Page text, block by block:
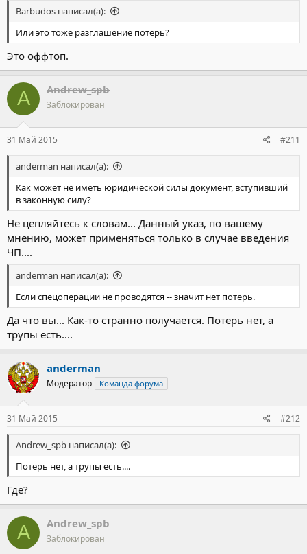
Barbudos написал(а):
Или это тоже разглашение потерь?
Это оффтоп.
A Andrew_spb
Заблокирован
31 Май 2015 #211
anderman написал(а):
Как может не иметь юридической силы документ, вступивший
в законную силу?
Не цепляйтесь к словам... Данный указ, по вашему
мнению, может применяться только в случае введения
ЧП....
anderman написал(а):
Если спецоперации не проводятся -- значит нет потерь.
Да что вы... Как-то странно получается. Потерь нет, а
трупы есть....
anderman
Модератор Команда форума
31 Май 2015 #212
Andrew_spb написал(а):
Потерь нет, а трупы есть....
Где?
A Andrew_spb
Заблокирован